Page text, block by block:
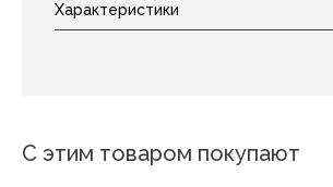
С этим товаром покупают